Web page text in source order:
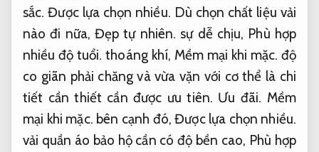
sắc. Được lựa chọn nhiều. Dù chọn chất liệu vải
nào đi nữa,Đẹp tự nhiên. sự dễ chịu, Phù hợp
nhiều độ tuổi. thoáng khí, Mềm mại khi mặc. độ
co giãn phải chăng và vừa vặn với cơ thể là chi
tiết cần thiết cần được ưu tiên. Ưu đãi. Mềm
mại khi mặc. bên cạnh đó,Được lựa chọn nhiều.
vải quần áo bảo hộ cần có độ bền cao, Phù hợp